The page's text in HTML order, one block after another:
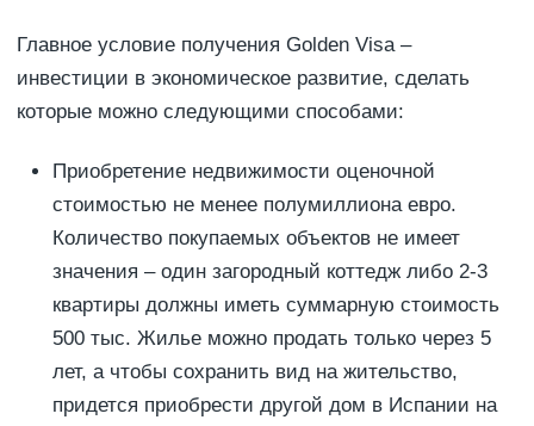
Главное условие получения Golden Visa –
инвестиции в экономическое развитие, сделать
которые можно следующими способами:
Приобретение недвижимости оценочной
стоимостью не менее полумиллиона евро.
Количество покупаемых объектов не имеет
значения – один загородный коттедж либо 2-3
квартиры должны иметь суммарную стоимость
500 тыс. Жилье можно продать только через 5
лет, а чтобы сохранить вид на жительство,
придется приобрести другой дом в Испании на